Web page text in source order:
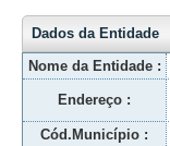
Dados da Entidade
Nome da Entidade :
Endereço :
Cód.Município :